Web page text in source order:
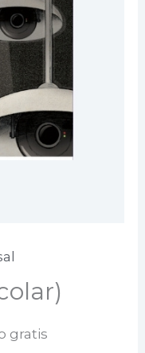
gratis